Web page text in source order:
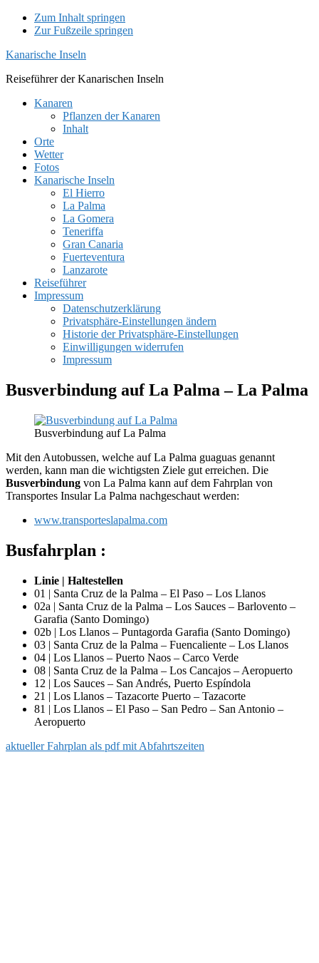
Zum Inhalt springen
Zur Fußzeile springen
Kanarische Inseln
Reiseführer der Kanarischen Inseln
Kanaren
Pflanzen der Kanaren
Inhalt
Orte
Wetter
Fotos
Kanarische Inseln
El Hierro
La Palma
La Gomera
Teneriffa
Gran Canaria
Fuerteventura
Lanzarote
Reiseführer
Impressum
Datenschutzerklärung
Privatsphäre-Einstellungen ändern
Historie der Privatsphäre-Einstellungen
Einwilligungen widerrufen
Impressum
Busverbindung auf La Palma – La Palma
Busverbindung auf La Palma
Mit den Autobussen, welche auf La Palma guaguas genannt
werden, kann man die wichtigsten Ziele gut erreichen. Die
Busverbindung von La Palma kann auf dem Fahrplan von
Transportes Insular La Palma nachgeschaut werden:
www.transporteslapalma.com
Busfahrplan :
Linie | Haltestellen
01 | Santa Cruz de la Palma – El Paso – Los Llanos
02a | Santa Cruz de la Palma – Los Sauces – Barlovento –
Garafia (Santo Domingo)
02b | Los Llanos – Puntagorda Garafia (Santo Domingo)
03 | Santa Cruz de la Palma – Fuencaliente – Los Llanos
04 | Los Llanos – Puerto Naos – Carco Verde
08 | Santa Cruz de la Palma – Los Cancajos – Aeropuerto
12 | Los Sauces – San Andrés, Puerto Espíndola
21 | Los Llanos – Tazacorte Puerto – Tazacorte
81 | Los Llanos – El Paso – San Pedro – San Antonio –
Aeropuerto
aktueller Fahrplan als pdf mit Abfahrtszeiten